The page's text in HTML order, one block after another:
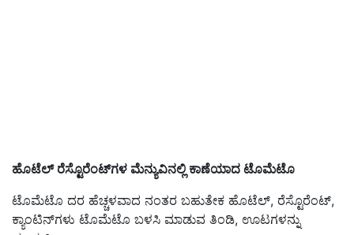
ಹೊಟೆಲ್‌ ರೆಸ್ಟೊರೆಂಟ್‌ಗಳ ಮೆನ್ಯುವಿನಲ್ಲಿ ಕಾಣೆಯಾದ ಟೊಮೆಟೊ
ಟೊಮೆಟೊ ದರ ಹೆಚ್ಚಳವಾದ ನಂತರ ಬಹುತೇಕ ಹೊಟೆಲ್‌, ರೆಸ್ಟೊರೆಂಟ್‌,
ಕ್ಯಾಂಟಿನ್‌ಗಳು ಟೊಮೆಟೊ ಬಳಸಿ ಮಾಡುವ ತಿಂಡಿ, ಊಟಗಳನ್ನು